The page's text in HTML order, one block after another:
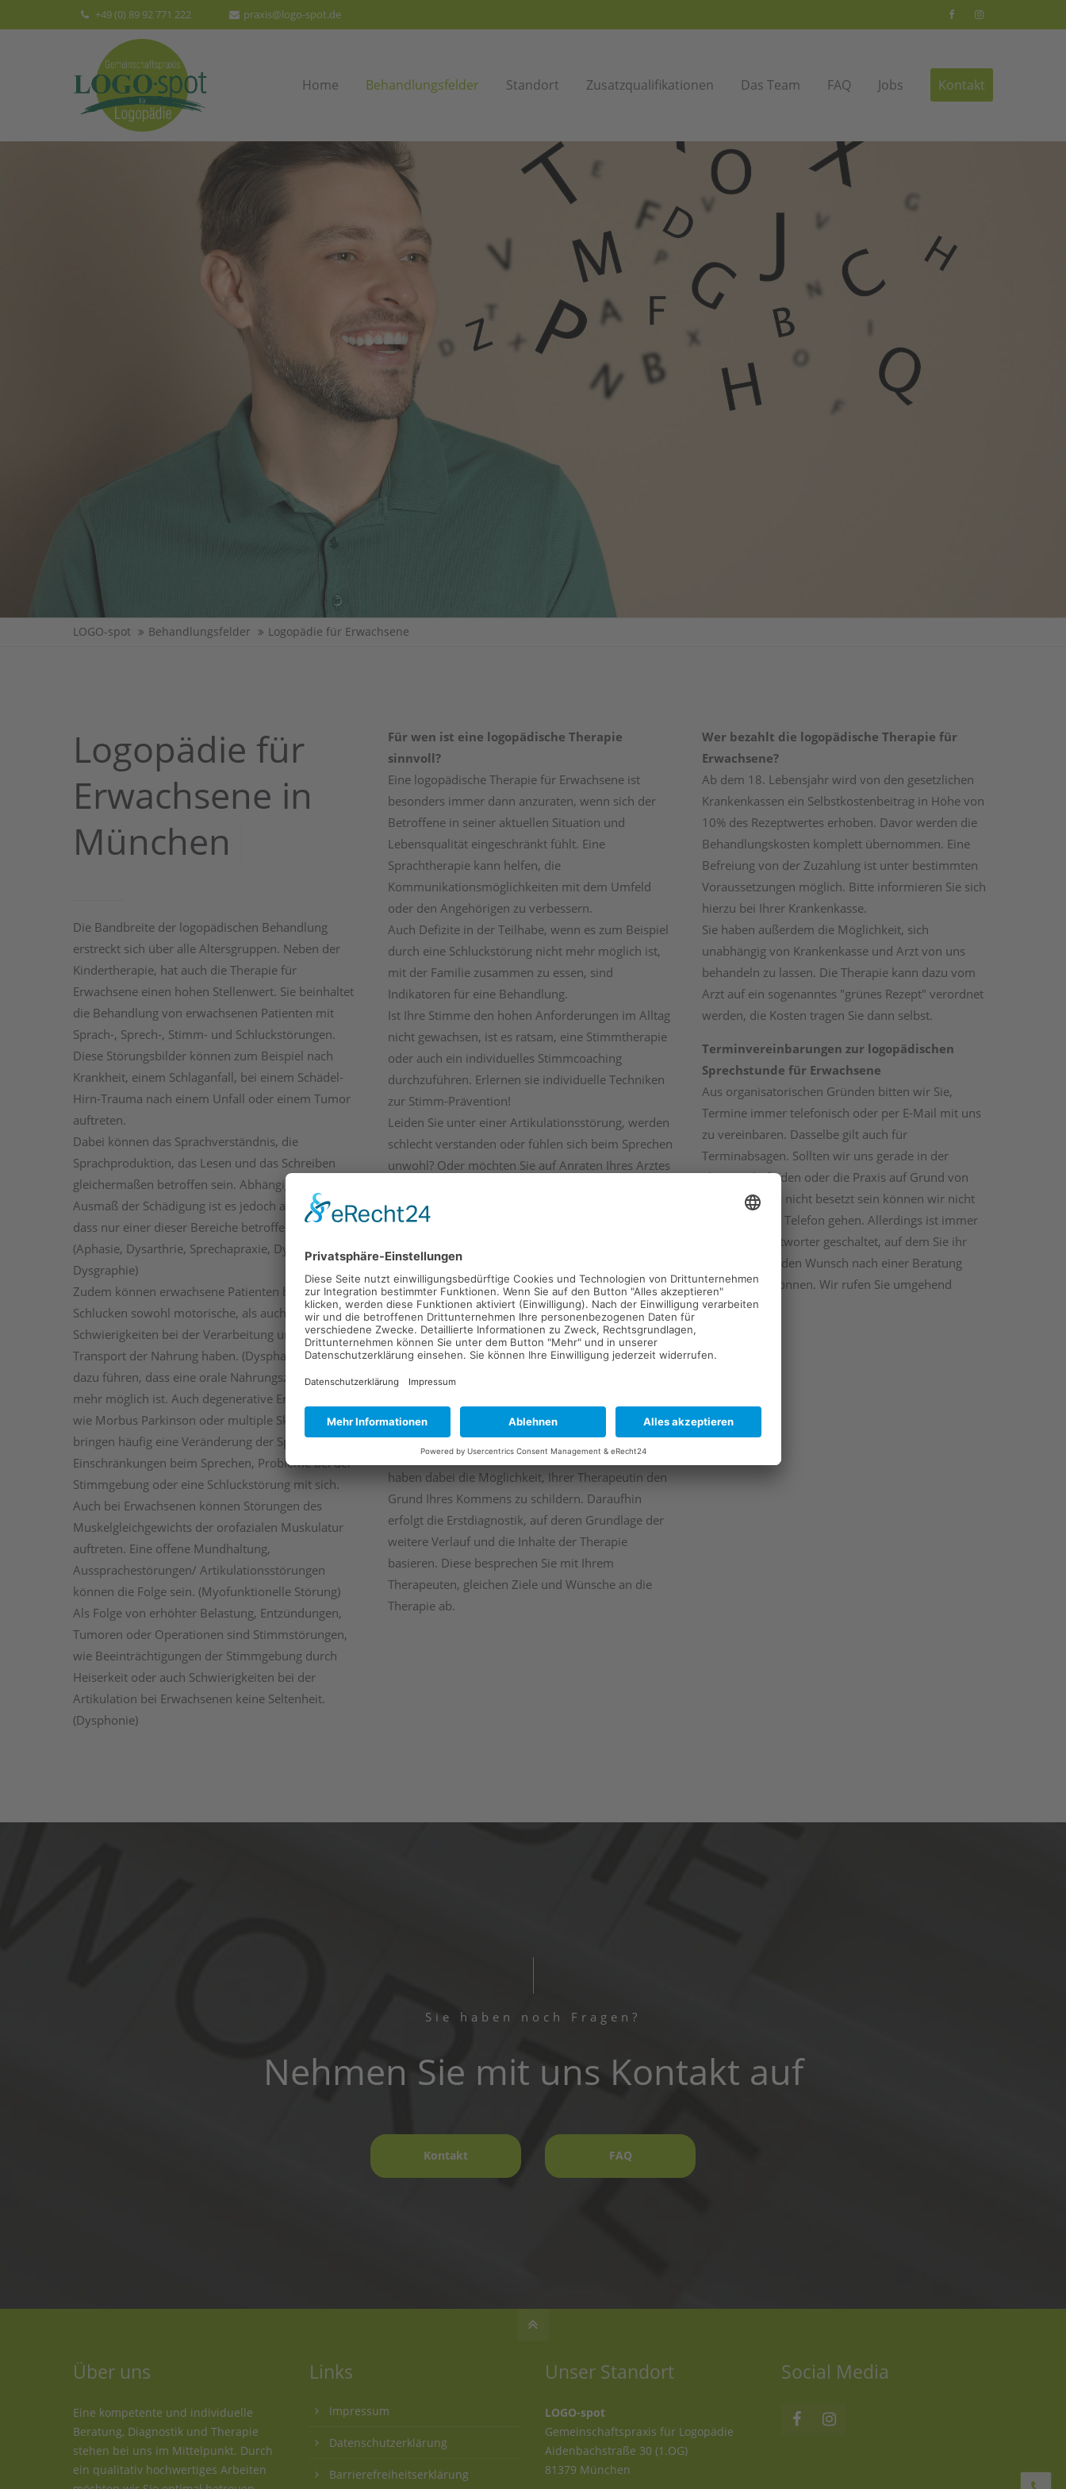
Der Eintrag "offcanvas-col1" existiert
leider nicht.
+49 (0) 89 92 771 222 praxis@logo-spot.de
Home Behandlungsfelder Standort Zusatzqualifikationen Das Team FAQ Jobs Kontakt
LOGO-spot Behandlungsfelder Logopädie für Erwachsene
Logopädie für
Erwachsene in
München
Die Bandbreite der logopädischen Behandlung
erstreckt sich über alle Altersgruppen. Neben der
Kindertherapie, hat auch die Therapie für
Erwachsene einen hohen Stellenwert. Sie beinhaltet
die Behandlung von erwachsenen Patienten mit
Sprach-, Sprech-, Stimm- und Schluckstörungen.
Diese Störungsbilder können zum Beispiel nach
Krankheit, einem Schlaganfall, bei einem Schädel-
Hirn-Trauma nach einem Unfall oder einem Tumor
auftreten.
Dabei können das Sprachverständnis, die
Sprachproduktion, das Lesen und das Schreiben
gleichermaßen betroffen sein. Abhängig vom
Ausmaß der Schädigung ist es jedoch auch möglich,
dass nur einer dieser Bereiche betroffen ist.
(Aphasie, Dysarthrie, Sprechapraxie, Dyslexie,
Dysgraphie)
Zudem können erwachsene Patienten beim
Schlucken sowohl motorische, als auch sensorische
Schwierigkeiten bei der Verarbeitung und dem
Transport der Nahrung haben. (Dysphagie) Dies kann
dazu führen, dass eine orale Nahrungszufuhr nicht
mehr möglich ist. Auch degenerative Erkrankungen
wie Morbus Parkinson oder multiple Sklerose
bringen häufig eine Veränderung der Sprache,
Einschränkungen beim Sprechen, Probleme bei der
Stimmgebung oder eine Schluckstörung mit sich.
Auch bei Erwachsenen können Störungen des
Muskelgleichgewichts der orofazialen Muskulatur
auftreten. Eine offene Mundhaltung,
Aussprachestörungen/ Artikulationsstörungen
können die Folge sein. (Myofunktionelle Störung)
Als Folge von erhöhter Belastung, Entzündungen,
Tumoren oder Operationen sind Stimmstörungen,
wie Beeinträchtigungen der Stimmgebung durch
Heiserkeit oder auch Schwierigkeiten bei der
Artikulation bei Erwachsenen keine Seltenheit.
(Dysphonie)
Für wen ist eine logopädische Therapie
sinnvoll?
Eine logopädische Therapie für Erwachsene ist
besonders immer dann anzuraten, wenn sich der
Betroffene in seiner aktuellen Situation und
Lebensqualität eingeschränkt fühlt. Eine
Sprachtherapie kann helfen, die
Kommunikationsmöglichkeiten mit dem Umfeld
oder den Angehörigen zu verbessern.
Auch Defizite in der Teilhabe, wenn es zum Beispiel
durch eine Schluckstörung nicht mehr möglich ist,
mit der Familie zusammen zu essen, sind
Indikatoren für eine Behandlung.
Ist Ihre Stimme den hohen Anforderungen im Alltag
nicht gewachsen, ist es ratsam, eine Stimmtherapie
oder auch ein individuelles Stimmcoaching
durchzuführen. Erlernen sie individuelle Techniken
zur Stimm-Prävention!
Leiden Sie unter einer Artikulationsstörung, werden
schlecht verstanden oder fühlen sich beim Sprechen
unwohl? Oder möchten Sie auf Anraten Ihres Arztes
Zahnfehlstellungen vorzubeugen oder diese zu
Ablauf der logopädischen Behandlung für
Erwachsene
Eine logopädische Diagnostik und Therapie erfolgen
nach Ärztlicher Verordnung. Dies kann ein HNO-Arzt,
ein Phoniater, Ihr Hausarzt oder Internist, ein
Kieferorthopäde sein.
Zu Beginn findet dann in unseren Praxisräumen
oder, wenn verordnet, im Hausbesuch, ein
Erstgespräch, die sogenannte Anamnese statt. Sie
haben dabei die Möglichkeit, Ihrer Therapeutin den
Grund Ihres Kommens zu schildern. Daraufhin
erfolgt die Erstdiagnostik, auf deren Grundlage der
weitere Verlauf und die Inhalte der Therapie
basieren. Diese besprechen Sie mit Ihrem
Therapeuten, gleichen Ziele und Wünsche an die
Therapie ab.
Wer bezahlt die logopädische Therapie für
Erwachsene?
Ab dem 18. Lebensjahr wird von den gesetzlichen
Krankenkassen ein Selbstkostenbeitrag in Höhe von
10% des Rezeptwertes erhoben. Davor werden die
Behandlungskosten komplett übernommen. Eine
Befreiung von der Zuzahlung ist unter bestimmten
Voraussetzungen möglich. Bitte informieren Sie sich
hierzu bei Ihrer Krankenkasse.
Sie haben außerdem die Möglichkeit, sich
unabhängig von Krankenkasse und Arzt von uns
behandeln zu lassen. Die Therapie kann dazu vom
Arzt auf ein sogenanntes "grünes Rezept" verordnet
werden, die Kosten tragen Sie dann selbst.
Terminvereinbarungen zur logopädischen
Sprechstunde für Erwachsene
Aus organisatorischen Gründen bitten wir Sie,
Termine immer telefonisch oder per E-Mail mit uns
zu vereinbaren. Dasselbe gilt auch für
Terminabsagen. Sollten wir uns gerade in der
Therapie befinden oder die Praxis auf Grund von
Hausbesuchen nicht besetzt sein können wir nicht
persönlich ans Telefon gehen. Allerdings ist immer
ein Anrufbeantworter geschaltet, auf dem Sie ihr
Anliegen oder den Wunsch nach einer Beratung
hinterlassen können. Wir rufen Sie umgehend
zurück.
Sie haben noch Fragen?
Nehmen Sie mit uns Kontakt auf
Kontakt FAQ
Über uns
Eine kompetente und individuelle
Beratung, Diagnostik und Therapie
stehen bei uns im Mittelpunkt. Durch
ein qualitativ hochwertiges Arbeiten
Links
Impressum
Datenschutzerklärung
Barrierefreiheitserklärung
Unser Standort
LOGO-spot
Gemeinschaftspraxis für Logopädie
Aidenbachstraße 30 (1.OG)
81379 München
Social Media